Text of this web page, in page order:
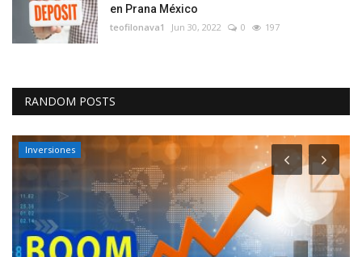
en Prana México
teofilonava1 Jun 30, 2022 0 197
RANDOM POSTS
Inversiones